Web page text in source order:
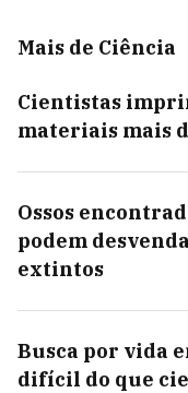
Mais de Ciência
Cientistas
materiais mais
Ossos
podem
extintos
Busca por vida
difícil do que